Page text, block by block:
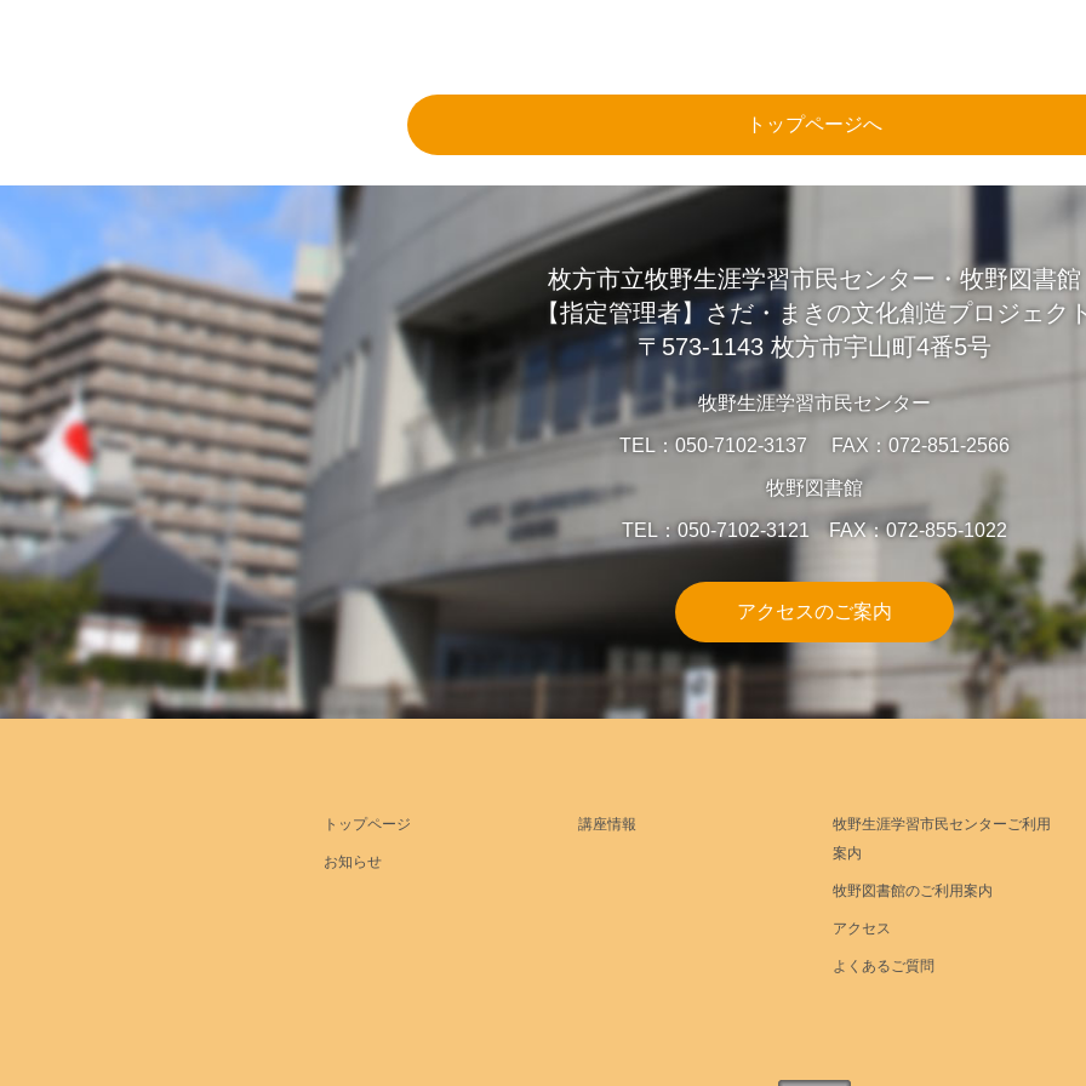
トップページへ
枚方市立牧野生涯学習市民センター・牧野図書館
【指定管理者】さだ・まきの文化創造プロジェク
〒573-1143 枚方市宇山町4番5号
牧野生涯学習市民センター
TEL：050-7102-3137 FAX：072-851-2566
牧野図書館
TEL：050-7102-3121 FAX：072-855-1022
アクセスのご案内
トップページ
お知らせ
講座情報
牧野生涯学習市民センターご利用
案内
牧野図書館のご利用案内
アクセス
よくあるご質問